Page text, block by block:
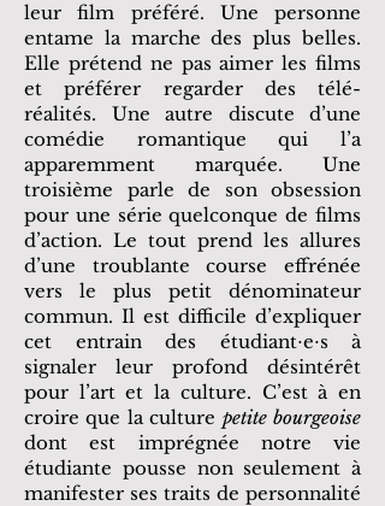
leur film préféré. Une personne
entame la marche des plus belles.
Elle prétend ne pas aimer les films
et préférer regarder des télé-
réalités. Une autre discute d’une
comédie romantique qui l’a
apparemment marquée. Une
troisième parle de son obsession
pour une série quelconque de films
d’action. Le tout prend les allures
d’une troublante course effrénée
vers le plus petit dénominateur
commun. Il est difficile d’expliquer
cet entrain des étudiant⋅e⋅s à
signaler leur profond désintérêt
pour l’art et la culture. C’est à en
croire que la culture petite bourgeoise
dont est imprégnée notre vie
étudiante pousse non seulement à
manifester ses traits de personnalité